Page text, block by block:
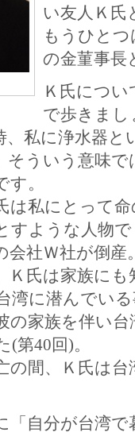
い友人Ｋ氏
もうひと
の金菫事長
Ｋ氏につ
で歩きまし
、私に浄水器
そういう意味
。
は私にとって
すような人物
会社Ｗ社が倒
Ｋ氏は家族に
湾に潜んでい
の家族を伴い
(第40回)。
の間、Ｋ氏は
「自分が台湾